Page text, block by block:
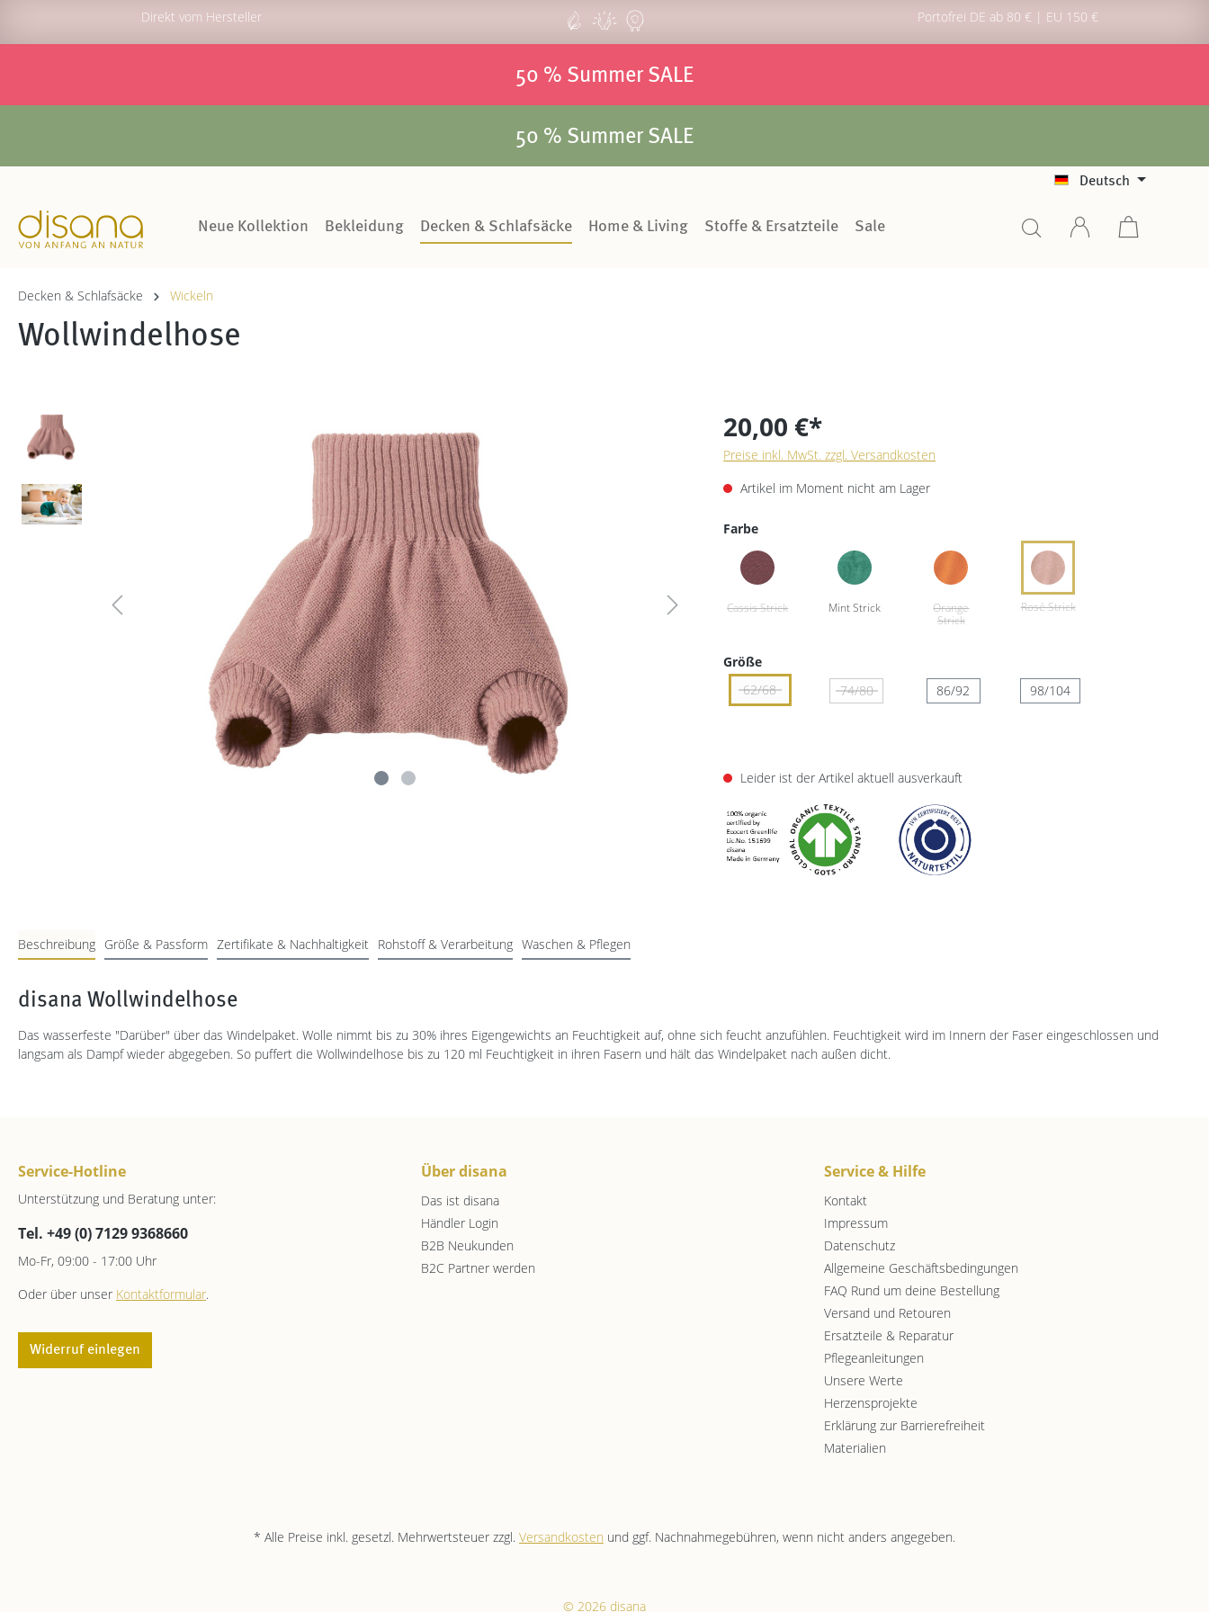
Direkt vom Hersteller Portofrei DE ab 80 € | EU 150 €
50 % Summer SALE
50 % Summer SALE
Deutsch
Neue Kollektion Bekleidung Decken & Schlafsäcke Home & Living Stoffe & Ersatzteile Sale
Decken & Schlafsäcke Wickeln
Wollwindelhose
20,00 €*
Preise inkl. MwSt. zzgl. Versandkosten
Artikel im Moment nicht am Lager
Farbe
Größe
62/68
74/80 86/92 98/104
Leider ist der Artikel aktuell ausverkauft
Beschreibung Größe & Passform Zertifikate & Nachhaltigkeit Rohstoff & Verarbeitung Waschen & Pflegen
disana Wollwindelhose
Das wasserfeste "Darüber" über das Windelpaket. Wolle nimmt bis zu 30% ihres Eigengewichts an Feuchtigkeit auf, ohne sich feucht anzufühlen. Feuchtigkeit wird im Innern der Faser eingeschlossen und
langsam als Dampf wieder abgegeben. So puffert die Wollwindelhose bis zu 120 ml Feuchtigkeit in ihren Fasern und hält das Windelpaket nach außen dicht.
Service-Hotline
Unterstützung und Beratung unter:
Tel. +49 (0) 7129 9368660
Mo-Fr, 09:00 - 17:00 Uhr
Oder über unser Kontaktformular.
Widerruf einlegen
Über disana
Das ist disana
Händler Login
B2B Neukunden
B2C Partner werden
Service & Hilfe
Kontakt
Impressum
Datenschutz
Allgemeine Geschäftsbedingungen
FAQ Rund um deine Bestellung
Versand und Retouren
Ersatzteile & Reparatur
Pflegeanleitungen
Unsere Werte
Herzensprojekte
Erklärung zur Barrierefreiheit
Materialien
* Alle Preise inkl. gesetzl. Mehrwertsteuer zzgl. Versandkosten und ggf. Nachnahmegebühren, wenn nicht anders angegeben.
© 2026 disana